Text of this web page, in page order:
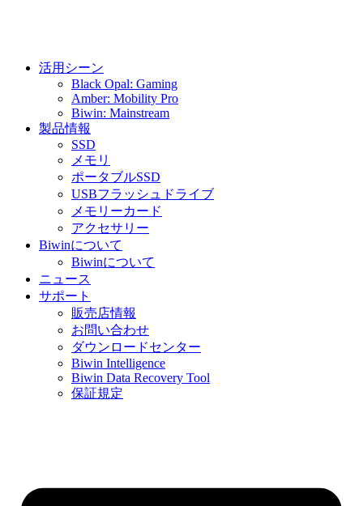
活用シーン
Black Opal: Gaming
Amber: Mobility Pro
Biwin: Mainstream
製品情報
SSD
メモリ
ポータブルSSD
USBフラッシュドライブ
メモリーカード
アクセサリー
Biwinについて
Biwinについて
ニュース
サポート
販売店情報
お問い合わせ
ダウンロードセンター
Biwin Intelligence
Biwin Data Recovery Tool
保証規定